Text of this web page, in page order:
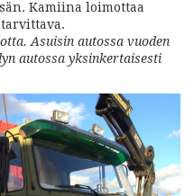
Kamiina loimottaa
Asuisin autossa vuoden
autossa yksinkertaisesti